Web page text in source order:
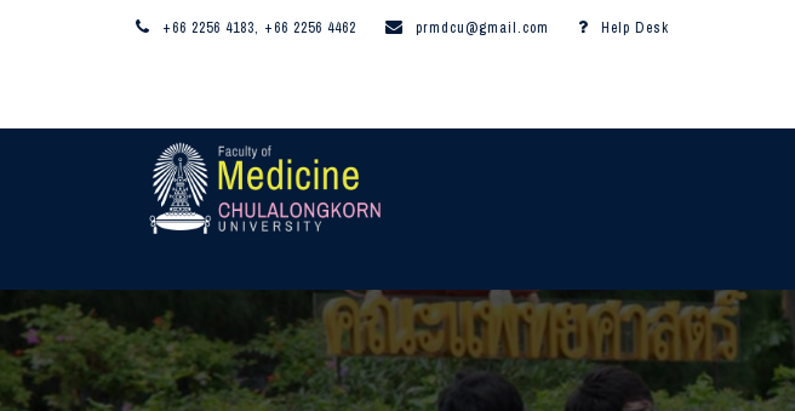
+66 2256 4183, +66 2256 4462 prmdcu@gmail.com Help Desk